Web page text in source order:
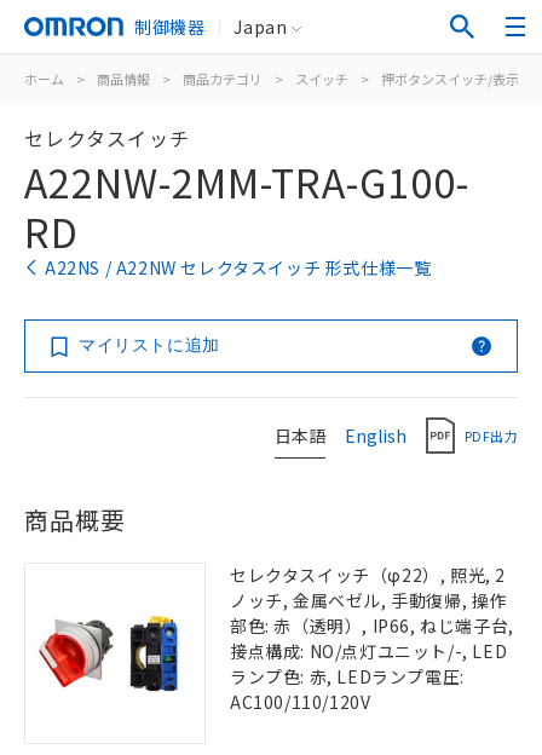
制御機器 Japan
ホーム > 商品情報 > 商品カテゴリ > スイッチ > 押ボタンスイッチ/表示灯
セレクタスイッチ
A22NW-2MM-TRA-G100-
RD
A22NS / A22NW セレクタスイッチ 形式仕様一覧
マイリストに追加
日本語 English PDF出力
商品概要
セレクタスイッチ（φ22）, 照光, 2
ノッチ, 金属ベゼル, 手動復帰, 操作
部色: 赤（透明）, IP66, ねじ端子台,
接点構成: NO/点灯ユニット/-, LED
ランプ色: 赤, LEDランプ電圧:
AC100/110/120V